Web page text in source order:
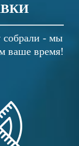
собрали - мы
ваше время!